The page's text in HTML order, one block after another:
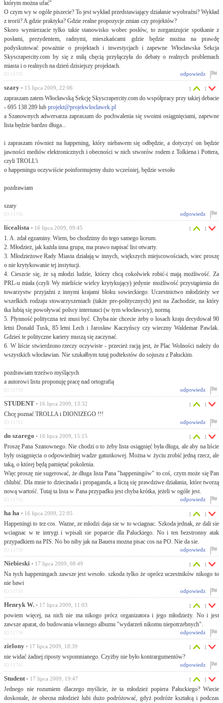
którym można ufać"
O czym wy w ogóle piszecie? To jest wykład przedstawiający działanie wyobraźni? Wykład
z teorii? A gdzie praktyka? Gdzie realne propozycje zmian czy projektów?
Skoro wymierzacie tylko takie stanowisko wobec posłów, to zorganizujcie spotkanie z
posłami, prezydentem, radnymi, mieszkańcami gdzie będzie można na prawdę
podyskutować poważnie o projektach i inwestycjach i zapewne Włocławska Sekcja
Skyscrapercity.com by się z miłą chęcią przyłączyła do debaty o realnych problemach
miasta i o realnych na dzień dzisiejszy projektach.
odpowiedz
ID:11705
szary • 15 lipca 2009, 22:06
zapraszam zatem Włocławską Sekcję Skyscrapercity.com do współpracy przy takiej debacie
- 695 138 289 lub projekt@projekwloclawek.pl
a Szanownych adwersarza zapraszam do pochwalenia się swoimi osiągnięciami, zapewne
lista będzie bardzo długa...
i zapraszam również na happening, który niebawem się odbędzie, a dotyczyć on będzie
jawności mediów elektronicznych i obecności w nich stworów rodem z Tolkiena i Pottera,
czyli TROLL'i
o happeningu oczywiście poinformujemy dużo wcześniej, będzie wesoło
pozdrawiam
szary
1 1
odpowiedz
ID:11706
licealista • 16 lipca 2009, 09:45
1. A. zdał egzaminy. Wiem, bo chodzimy do tego samego liceum.
2. Młodzież, jak każda inna grupa, ma prawo napisać list otwarty.
3. Młodzieżowe Rady Miasta działają w innych, większych miejscowościach, wiec proszę
o nie krytykowanie tej instytucji.
4. Cieszcie się, że są młodzi ludzie, którzy chcą cokolwiek robić-i mają możliwość. Za
PRL-u miała (czyli Wy mieliście wielcy krytykujący) jedynie możliwość przystąpienia do
towarzystw przyjaźni z innymi krajami bloku sowieckiego. Uczestnictwo młodzieży we
wszelkich rodzaju stowarzyszeniach (także pre-politycznych) jest na Zachodzie, na który
tka lubią się powoływać polscy internauci (w tym włocławscy), normą.
5. Płynność polityczna też musi być. Chyba nie chcecie żeby o losach kraju decydował 90
letni Donald Tusk, 85 letni Lech i Jarosław Kaczyńscy czy wieczny Waldemar Pawlak.
Gdzieś te polityczne kariery muszą się zaczynać.
6. W liście stwierdzono rzeczy oczywiste - przecież racją jest, że Plac Wolności należy do
wszystkich włocławian. Nie szukałbym tutaj podtekstów do sojuszu z Pałuckim.
pozdrawiam trzeźwo myślących
a autorowi listu proponuję pracę nad ortografią
1 1
odpowiedz
ID:11710
STUDENT • 16 lipca 2009, 13:32
Chcę poznać TROLLA i DIONIZEGO !!!
1 1
odpowiedz
ID:11712
do szarego • 16 lipca 2009, 15:15
Proszę Pana Szanownego. Nie chodzi o to żeby lista osiągnięć była długa, ale aby na liście
były osiągnięcia o odpowiedniej wadze gatunkowej. Można w życiu zrobić jedną rzecz, ale
taką, o której będą pamiętać pokolenia.
Więc proszę nie sugerować, że długa lista Pana "happeningów" to coś, czym może się Pan
chlubić. Dla mnie to dziecinada i propaganda, a liczą się prawdziwe działania, które tworzą
nową wartość. Tutaj ta lista w Pana przypadku jest chyba krótka, jeżeli w ogóle jest.
1 1
odpowiedz
ID:11716
ha ha • 16 lipca 2009, 22:05
Happeningi to tez cos. Wazne, ze mlodzi daja sie w to wciagnac. Szkoda jednak, ze dali sie
wciagnac w te intrygi i wpisali sie poparcie dla Paluckiego. No i ten bezstronny atak
przypadkiem na PIS. No bo niby jak na Bauera mozna pisac cos na PO. Nie da sie.
1 1
odpowiedz
ID:11726
Niebieski • 17 lipca 2009, 08:49
Na tych happeningach zawsze jest wesoło. szkoda tylko że oprócz uczestników nikogo to
nie bawi
1 1
odpowiedz
ID:11730
Henryk W. • 17 lipca 2009, 11:03
powiem więcej, na nich nie ma nikogo prócz organizatora i jego młodzieży. No i jest
zawsze aparat, do budowania własnego albumu "wydarzeń nikomu niepotrzebnych".
1 1
odpowiedz
ID:11734
zielony • 17 lipca 2009, 18:39
nie widać żadnej riposty wspomnianego. Czyżby nie było kontrargumentów?
1 1
odpowiedz
ID:11745
Student • 17 lipca 2009, 19:47
Jednego nie rozumiem dlaczego myślicie, że ta młodzież popiera Pałuckiego? Wiecie
doskonale, że obecna młodzież lubi dużo podróżować, gdyż podróże kształcą i podczas
1 1